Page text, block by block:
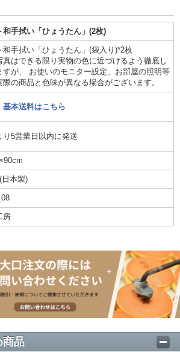
和手拭い「ひょうたん」(2枚)
和手拭い「ひょうたん」(袋入り)*2枚
はできる限り実物の色に近づけるよう徹底し
すが、 お使いのモニター設定、お部屋の照明等
際の商品と色味が異なる場合がございます。
基本送料はこちら
り5営業日以内に発送
日本製)
房
商品